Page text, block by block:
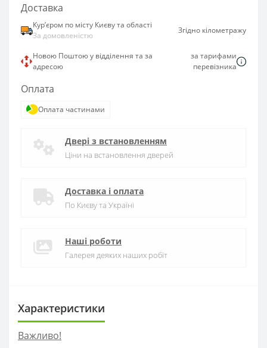
Доставка
Курʼєром по місту Києву та області
За домовленістю
Згідно кілометражу
Новою Поштою у відділення та за
адресою
за тарифами
перевізника
Оплата
Оплата частинами
Двері з встановленням
Ціни на встановлення дверей
Доставка і оплата
По Києву та Україні
Наші роботи
Галерея деяких наших робіт
Характеристики
Важливо!